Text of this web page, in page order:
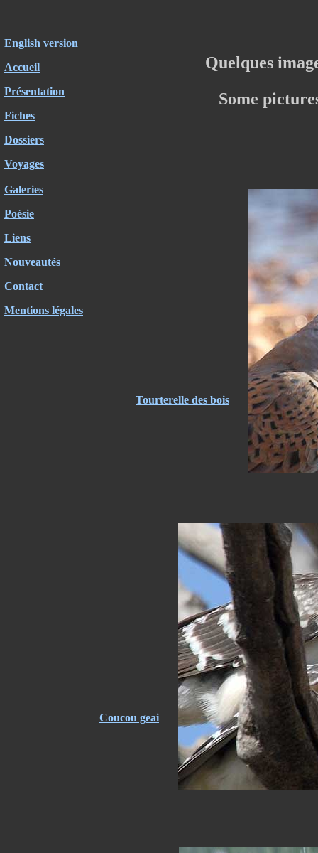
English version
Accueil
Présentation
Fiches
Dossiers
Voyages
Galeries
Poésie
Liens
Nouveautés
Contact
Mentions légales
Quelques
Some
Tourterelle des bois
Coucou geai